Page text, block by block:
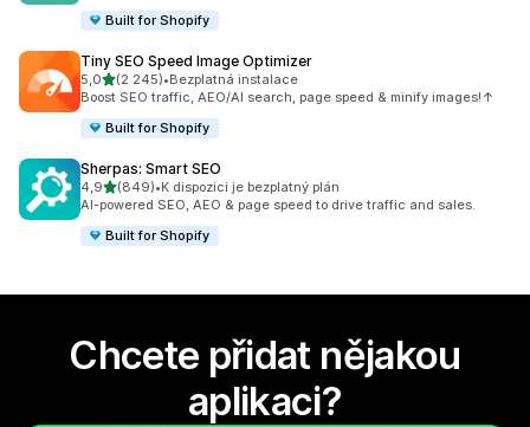
Built for Shopify
Tiny SEO Speed Image Optimizer
5,0z 5 hvězd
(2 245)
Celkový počet recenzí: 2245
•Bezplatná instalace
Boost SEO traffic, AEO/AI search, page speed & minify images!↑
Built for Shopify
Sherpas: Smart SEO
4,9z 5 hvězd
(849)
Celkový počet recenzí: 849
•K dispozici je bezplatný plán
AI-powered SEO, AEO & page speed to drive traffic and sales.
Built for Shopify
Chcete přidat nějakou
aplikaci?